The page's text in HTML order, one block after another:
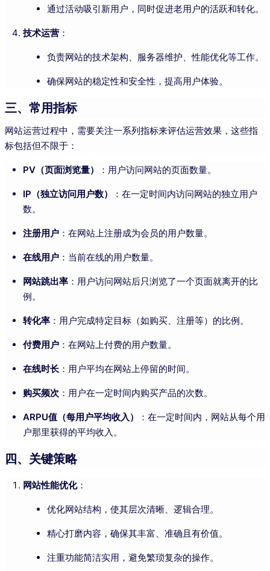
通过活动吸引新用户，同时促进老用户的活跃和转化。
技术运营 ：
负责网站的技术架构、服务器维护、性能优化等工作。
确保网站的稳定性和安全性，提高用户体验。
三、常用指标
网站运营过程中，需要关注一系列指标来评估运营效果，这些指
标包括但不限于：
PV（页面浏览量） ：用户访问网站的页面数量。
IP（独立访问用户数）
：在一定时间内访问网站的独立用户
数。
注册用户 ：在网站上注册成为会员的用户数量。
在线用户 ：当前在线的用户数量。
网站跳出率 ：用户访问网站后只浏览了一个页面就离开的比
例。
转化率 ：用户完成特定目标（如购买、注册等）的比例。
付费用户 ：在网站上付费的用户数量。
在线时长 ：用户平均在网站上停留的时间。
购买频次 ：用户在一定时间内购买产品的次数。
ARPU值（每用户平均收入）
：在一定时间内，网站从每个用
户那里获得的平均收入。
四、关键策略
网站性能优化：
优化网站结构，使其层次清晰、逻辑合理。
精心打磨内容，确保其丰富、准确且有价值。
注重功能简洁实用，避免繁琐复杂的操作。